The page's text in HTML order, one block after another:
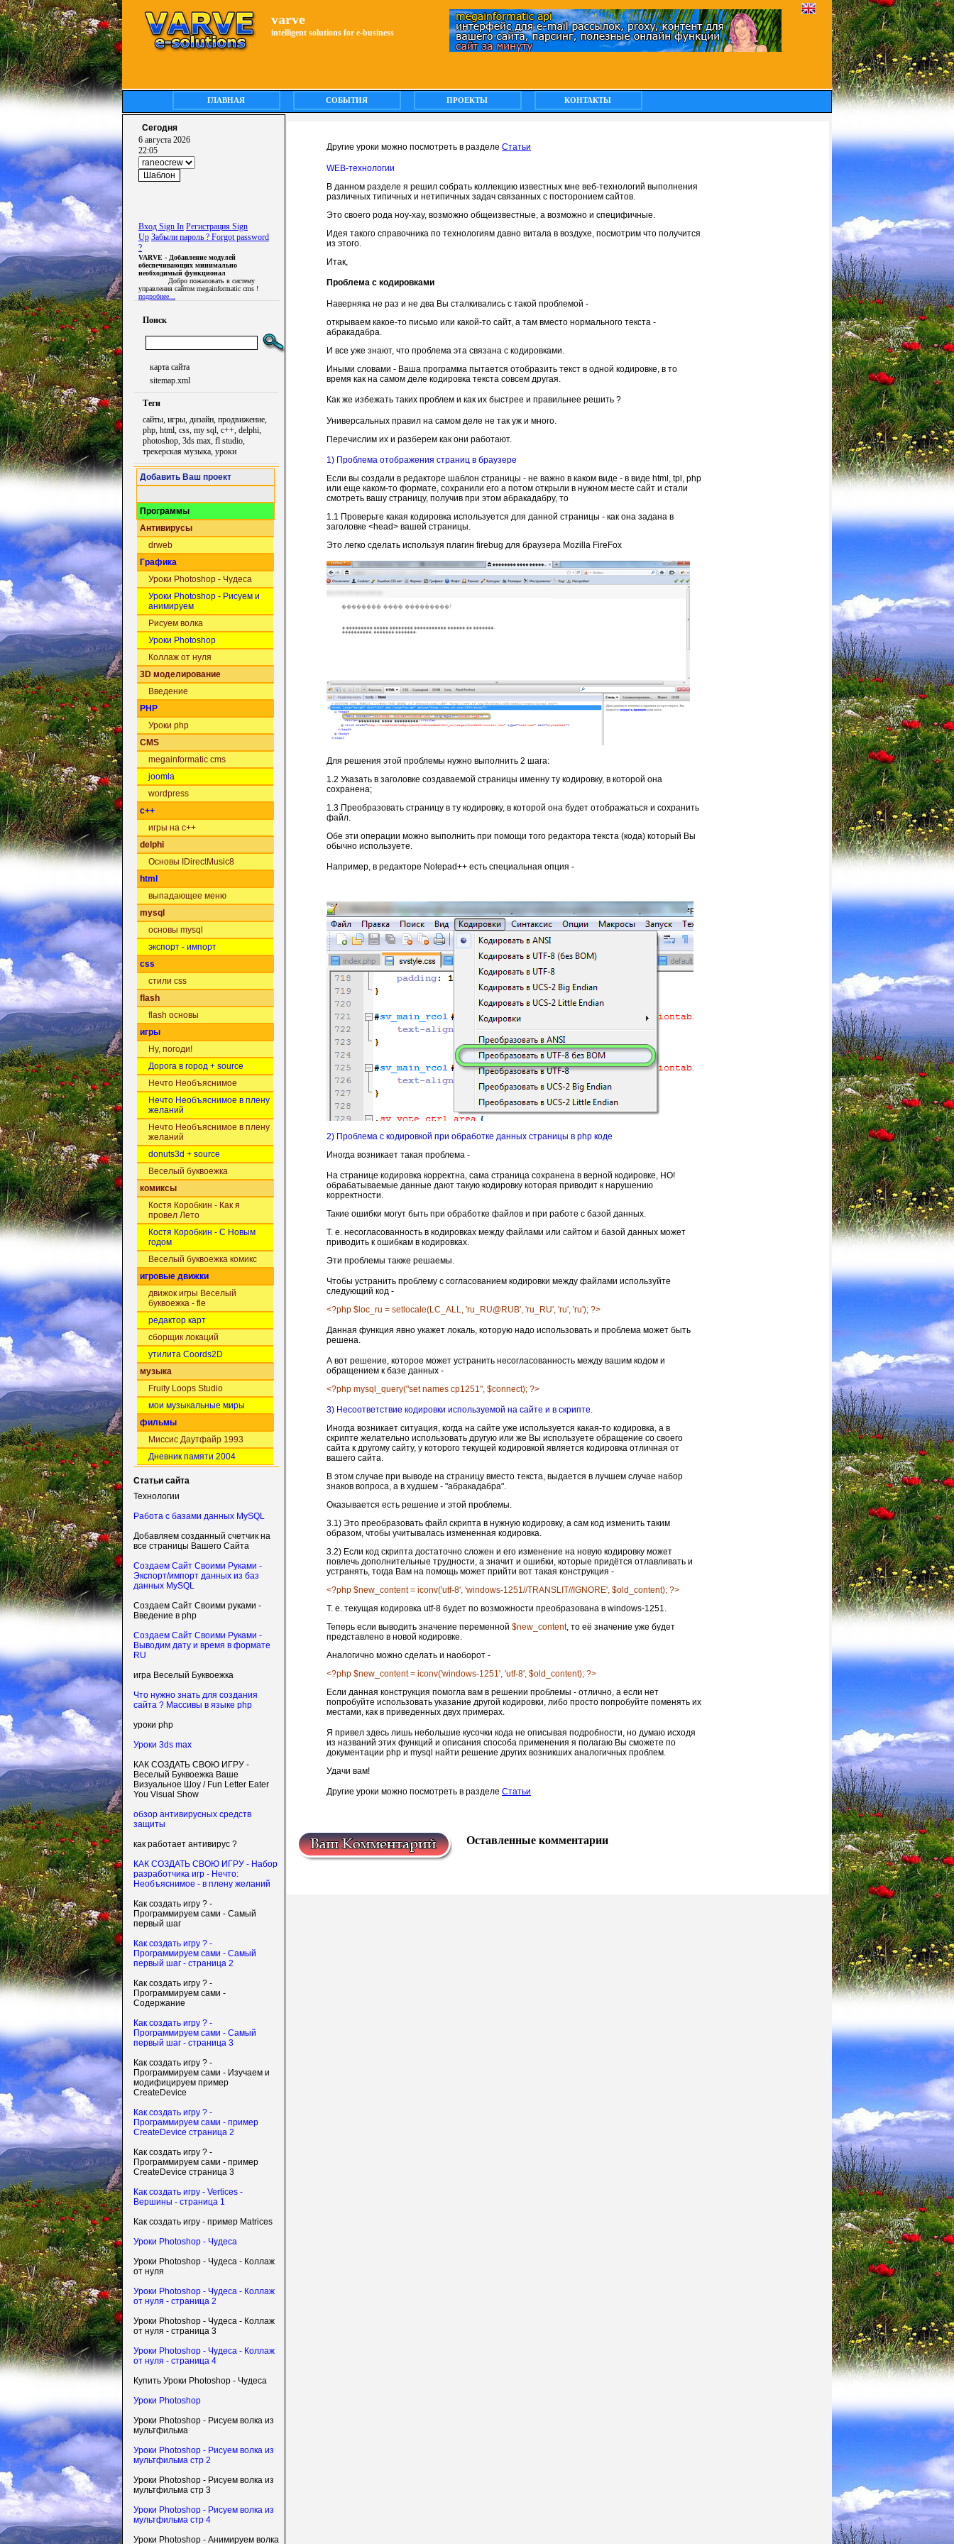
varve
intelligent solutions for e-business
ГЛАВНАЯ СОБЫТИЯ ПРОЕКТЫ КОНТАКТЫ
Сегодня
6 августа 2026
22:05
Вход Sign In Регистрация Sign
Up Забыли пароль ? Forgot password
?
VARVE - Добавление модулей
обеспечивающих минимально
необходимый функционал
Добро пожаловать в систему
управления сайтом megainformatic cms !
подробнее...
Поиск
карта сайта
sitemap.xml
Теги
сайты, игры, дизайн, продвижение,
php, html, css, my sql, c++, delphi,
photoshop, 3ds max, fl studio,
трекерская музыка, уроки
Добавить Ваш проект
Программы
Антивирусы
drweb
Графика
Уроки Photoshop - Чудеса
Уроки Photoshop - Рисуем и
анимируем
Рисуем волка
Уроки Photoshop
Коллаж от нуля
3D моделирование
Введение
PHP
Уроки php
CMS
megainformatic cms
joomla
wordpress
c++
игры на c++
delphi
Основы IDirectMusic8
html
выпадающее меню
mysql
основы mysql
экспорт - импорт
css
стили css
flash
flash основы
игры
Ну, погоди!
Дорога в город + source
Нечто Необъяснимое
Нечто Необъяснимое в плену
желаний
Нечто Необъяснимое в плену
желаний
donuts3d + source
Веселый буквоежка
комиксы
Костя Коробкин - Как я
провел Лето
Костя Коробкин - С Новым
годом
Веселый буквоежка комикс
игровые движки
движок игры Веселый
буквоежка - fle
редактор карт
сборщик локаций
утилита Coords2D
музыка
Fruity Loops Studio
мои музыкальные миры
фильмы
Миссис Даутфайр 1993
Дневник памяти 2004
Статьи сайта
Технологии
Работа с базами данных MySQL
Добавляем созданный счетчик на
все страницы Вашего Сайта
Создаем Сайт Своими Руками -
Экспорт/импорт данных из баз
данных MySQL
Создаем Сайт Своими руками -
Введение в php
Создаем Сайт Своими Руками -
Выводим дату и время в формате
RU
игра Веселый Буквоежка
Что нужно знать для создания
сайта ? Массивы в языке php
уроки php
Уроки 3ds max
КАК СОЗДАТЬ СВОЮ ИГРУ -
Веселый Буквоежка Ваше
Визуальное Шоу / Fun Letter Eater
You Visual Show
обзор антивирусных средств
защиты
как работает антивирус ?
КАК СОЗДАТЬ СВОЮ ИГРУ - Набор
разработчика игр - Нечто:
Необъяснимое - в плену желаний
Как создать игру ? -
Программируем сами - Самый
первый шаг
Как создать игру ? -
Программируем сами - Самый
первый шаг - страница 2
Как создать игру ? -
Программируем сами -
Содержание
Как создать игру ? -
Программируем сами - Самый
первый шаг - страница 3
Как создать игру ? -
Программируем сами - Изучаем и
модифицируем пример
CreateDevice
Как создать игру ? -
Программируем сами - пример
CreateDevice страница 2
Как создать игру ? -
Программируем сами - пример
CreateDevice страница 3
Как создать игру - Vertices -
Вершины - страница 1
Как создать игру - пример Matrices
Уроки Photoshop - Чудеса
Уроки Photoshop - Чудеса - Коллаж
от нуля
Уроки Photoshop - Чудеса - Коллаж
от нуля - страница 2
Уроки Photoshop - Чудеса - Коллаж
от нуля - страница 3
Уроки Photoshop - Чудеса - Коллаж
от нуля - страница 4
Купить Уроки Photoshop - Чудеса
Уроки Photoshop
Уроки Photoshop - Рисуем волка из
мультфильма
Уроки Photoshop - Рисуем волка из
мультфильма стр 2
Уроки Photoshop - Рисуем волка из
мультфильма стр 3
Уроки Photoshop - Рисуем волка из
мультфильма стр 4
Уроки Photoshop - Анимируем волка
Другие уроки можно посмотреть в разделе Статьи
WEB-технологии
В данном разделе я решил собрать коллекцию известных мне веб-технологий выполнения
различных типичных и нетипичных задач связанных с посторонием сайтов.
Это своего рода ноу-хау, возможно общеизвестные, а возможно и специфичные.
Идея такого справочника по технологиям давно витала в воздухе, посмотрим что получится
из этого.
Итак,
Проблема с кодировками
Наверняка не раз и не два Вы сталкивались с такой проблемой -
открываем какое-то письмо или какой-то сайт, а там вместо нормального текста -
абракадабра.
И все уже знают, что проблема эта связана с кодировками.
Иными словами - Ваша программа пытается отобразить текст в одной кодировке, в то
время как на самом деле кодировка текста совсем другая.
Как же избежать таких проблем и как их быстрее и правильнее решить ?
Универсальных правил на самом деле не так уж и много.
Перечислим их и разберем как они работают.
1) Проблема отображения страниц в браузере
Если вы создали в редакторе шаблон страницы - не важно в каком виде - в виде html, tpl, php
или еще каком-то формате, сохранили его а потом открыли в нужном месте сайт и стали
смотреть вашу страницу, получив при этом абракадабру, то
1.1 Проверьте какая кодировка используется для данной страницы - как она задана в
заголовке <head> вашей страницы.
Это легко сделать используя плагин firebug для браузера Mozilla FireFox
Для решения этой проблемы нужно выполнить 2 шага:
1.2 Указать в заголовке создаваемой страницы именну ту кодировку, в которой она
сохранена;
1.3 Преобразовать страницу в ту кодировку, в которой она будет отображаться и сохранить
файл.
Обе эти операции можно выполнить при помощи того редактора текста (кода) который Вы
обычно используете.
Например, в редакторе Notepad++ есть специальная опция -
2) Проблема с кодировкой при обработке данных страницы в php коде
Иногда возникает такая проблема -
На странице кодировка корректна, сама страница сохранена в верной кодировке, НО!
обрабатываемые данные дают такую кодировку которая приводит к нарушению
корректности.
Такие ошибки могут быть при обработке файлов и при работе с базой данных.
Т. е. несогласованность в кодировках между файлами или сайтом и базой данных может
приводить к ошибкам в кодировках.
Эти проблемы также решаемы.
Чтобы устранить проблему с согласованием кодировки между файлами используйте
следующий код -
<?php $loc_ru = setlocale(LC_ALL, 'ru_RU@RUB', 'ru_RU', 'ru', 'ru'); ?>
Данная функция явно укажет локаль, которую надо использовать и проблема может быть
решена.
А вот решение, которое может устранить несогласованность между вашим кодом и
обращением к базе данных -
<?php mysql_query("set names cp1251", $connect); ?>
3) Несоответствие кодировки используемой на сайте и в скрипте.
Иногда возникает ситуация, когда на сайте уже используется какая-то кодировка, а в
скрипте желательно использовать другую или же Вы используете обращение со своего
сайта к другому сайту, у которого текущей кодировкой является кодировка отличная от
вашего сайта.
В этом случае при выводе на страницу вместо текста, выдается в лучшем случае набор
знаков вопроса, а в худшем - "абракадабра".
Оказывается есть решение и этой проблемы.
3.1) Это преобразовать файл скрипта в нужную кодировку, а сам код изменить таким
образом, чтобы учитывалась измененная кодировка.
3.2) Если код скрипта достаточно сложен и его изменение на новую кодировку может
повлечь дополнительные трудности, а значит и ошибки, которые придётся отлавливать и
устранять, тогда Вам на помощь может прийти вот такая конструкция -
<?php $new_content = iconv('utf-8', 'windows-1251//TRANSLIT//IGNORE', $old_content); ?>
Т. е. текущая кодировка utf-8 будет по возможности преобразована в windows-1251.
Теперь если выводить значение переменной $new_content, то её значение уже будет
представлено в новой кодировке.
Аналогично можно сделать и наоборот -
<?php $new_content = iconv('windows-1251', 'utf-8', $old_content); ?>
Если данная конструкция помогла вам в решении проблемы - отлично, а если нет
попробуйте использовать указание другой кодировки, либо просто попробуйте поменять их
местами, как в приведенных двух примерах.
Я привел здесь лишь небольшие кусочки кода не описывая подробности, но думаю исходя
из названий этих функций и описания способа применения я полагаю Вы сможете по
документации php и mysql найти решение других возникших аналогичных проблем.
Удачи вам!
Другие уроки можно посмотреть в разделе Статьи
Оставленные комментарии